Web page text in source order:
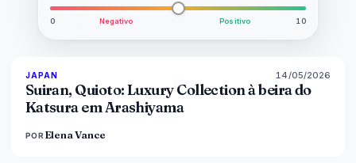
0 Negativo Positivo 10
93% 44
JAPAN 14/05/2026
Suiran, Quioto: Luxury Collection à beira do
Katsura em Arashiyama
POR Elena Vance